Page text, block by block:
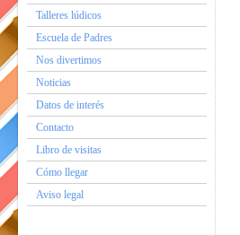
Talleres lúdicos
Escuela de Padres
Nos divertimos
Noticias
Datos de interés
Contacto
Libro de visitas
Cómo llegar
Aviso legal